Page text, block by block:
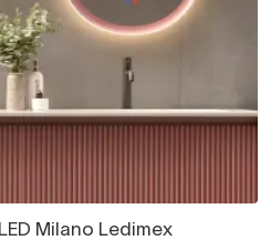
Milano Ledimex